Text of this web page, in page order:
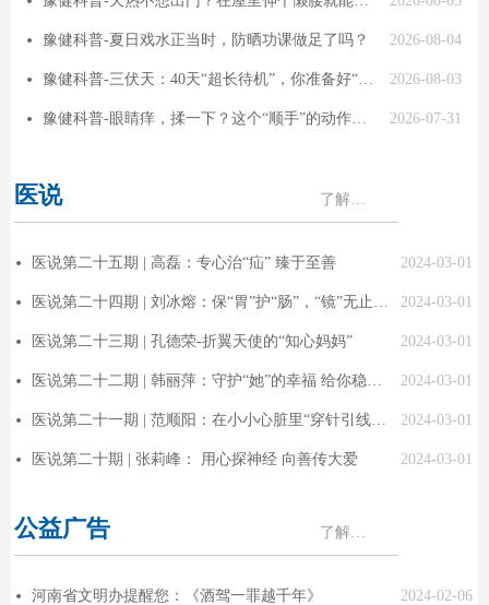
2026-08-04
넸 豫健科普-夏日戏水正当时，防晒功课做足了吗？
2026-08-03
넸 豫健科普-三伏天：40天“超长待机”，你准备好“冬病夏治”了吗？
2026-07-31
넸 豫健科普-眼睛痒，揉一下？这个“顺手”的动作代价有多大
公益广告
2024-02-06
넸 河南省文明办提醒您：《酒驾一罪越千年》
了解更多 >
医说
2024-03-01
넸 医说第二十五期 | 高磊：专心治“疝” 臻于至善
2024-03-01
넸 医说第二十四期 | 刘冰熔：保“胃”护“肠”，“镜”无止境！
2024-03-01
넸 医说第二十三期 | 孔德荣-折翼天使的“知心妈妈”
2024-03-01
넸 医说第二十二期 | 韩丽萍：守护“她”的幸福 给你稳稳的“依靠”
2024-03-01
넸 医说第二十一期 | 范顺阳：在小小心脏里“穿针引线”的人
2024-03-01
넸 医说第二十期 | 张莉峰： 用心探神经 向善传大爱
了解更多 >